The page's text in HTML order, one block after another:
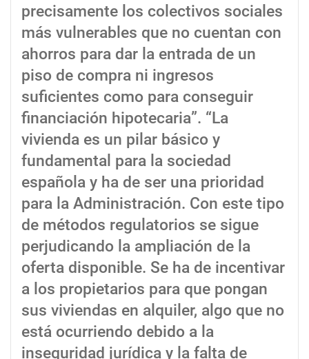
precisamente los colectivos sociales
más vulnerables que no cuentan con
ahorros para dar la entrada de un
piso de compra ni ingresos
suficientes como para conseguir
financiación hipotecaria”. “La
vivienda es un pilar básico y
fundamental para la sociedad
española y ha de ser una prioridad
para la Administración. Con este tipo
de métodos regulatorios se sigue
perjudicando la ampliación de la
oferta disponible. Se ha de incentivar
a los propietarios para que pongan
sus viviendas en alquiler, algo que no
está ocurriendo debido a la
inseguridad jurídica y la falta de